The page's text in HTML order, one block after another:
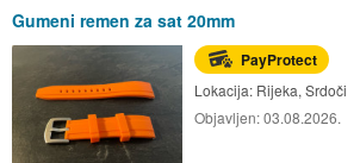
Gumeni remen za sat 20mm
PayProtect
Lokacija: Rijeka, Srdoči
Objavljen:03.08.2026.